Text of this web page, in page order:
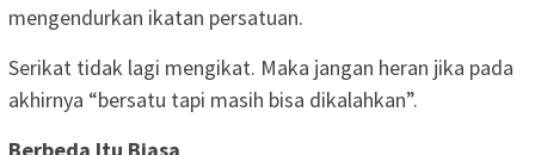
mengendurkan ikatan persatuan.
Serikat tidak lagi mengikat. Maka jangan heran jika pada
akhirnya “bersatu tapi masih bisa dikalahkan”.